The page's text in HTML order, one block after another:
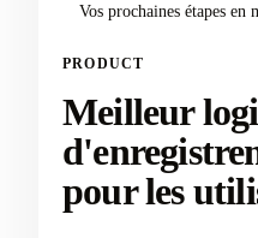
Vos prochaines étapes en
PRODUCT
Meilleur
pour les